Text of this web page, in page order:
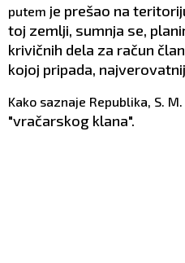
putem je prešao na
toj zemlji, sumnja se,
krivičnih dela za račun
kojoj pripada,
Kako saznaje Republika, S.
"vračarskog klana".